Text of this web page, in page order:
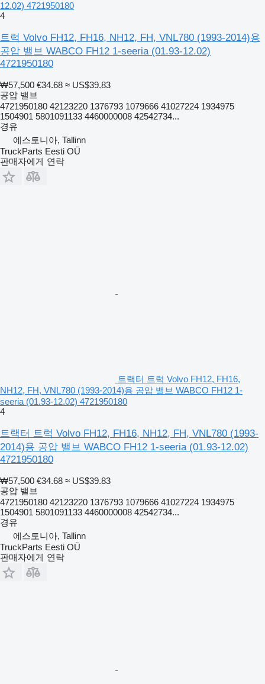
12.02) 4721950180
4
트럭 Volvo FH12, FH16, NH12, FH, VNL780 (1993-2014)용
공압 밸브 WABCO FH12 1-seeria (01.93-12.02)
4721950180
₩57,500 €34.68 ≈ US$39.83
공압 밸브
4721950180 42123220 1376793 1079666 41027224 1934975
1504901 5801091133 4460000008 42542734...
경유
에스토니아, Tallinn
TruckParts Eesti OÜ
판매자에게 연락
트랙터 트럭 Volvo FH12, FH16,
NH12, FH, VNL780 (1993-2014)용 공압 밸브 WABCO FH12 1-
seeria (01.93-12.02) 4721950180
4
트랙터 트럭 Volvo FH12, FH16, NH12, FH, VNL780 (1993-
2014)용 공압 밸브 WABCO FH12 1-seeria (01.93-12.02)
4721950180
₩57,500 €34.68 ≈ US$39.83
공압 밸브
4721950180 42123220 1376793 1079666 41027224 1934975
1504901 5801091133 4460000008 42542734...
경유
에스토니아, Tallinn
TruckParts Eesti OÜ
판매자에게 연락